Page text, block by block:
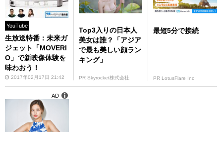
YouTube
生放送特番：未来ガ
ジェット「MOVERI
O」で新映像体験を
味わおう！
2017年02月17日 21:42
Top3入りの日本人
美女は誰？「アジア
で最も美しい顔ラン
キング」
PR Skyrocket株式会社
最短5分で接続
PR LotusFlare Inc
AD